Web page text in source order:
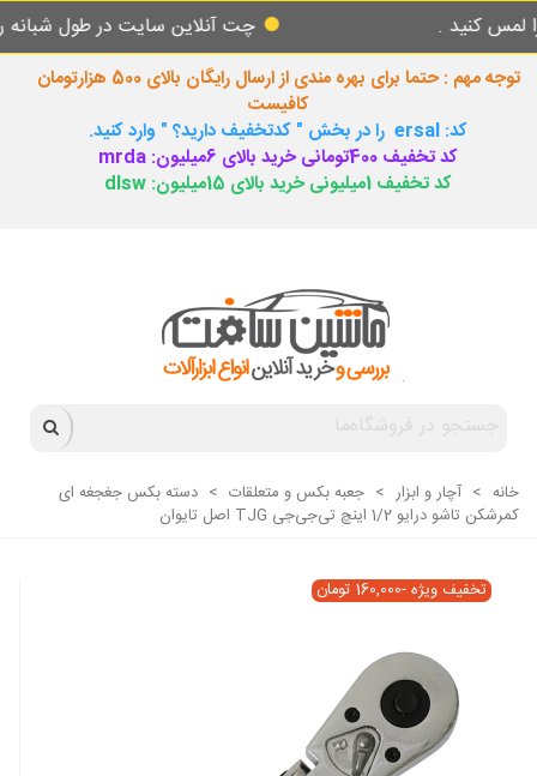
. چت آنلاین سایت در طول شبانه روز
توجه مهم : حتما برای بهره مندی از ارسال رایگان بالای 500 هزارتومان
کافیست
کد: ersal را در بخش " کدتخفیف دارید؟ " وارد کنید.
کد تخفیف 400تومانی خرید بالای 6میلیون: mrda
کد تخفیف 1میلیونی خرید بالای 15میلیون: dlsw
خانه > آچار و ابزار > جعبه بکس و متعلقات > دسته بکس جغجغه ای
کمرشکن تاشو درایو 1/2 اینچ تی‌جی‌جی TJG اصل تایوان
تخفیف ویژه-160,000 تومان